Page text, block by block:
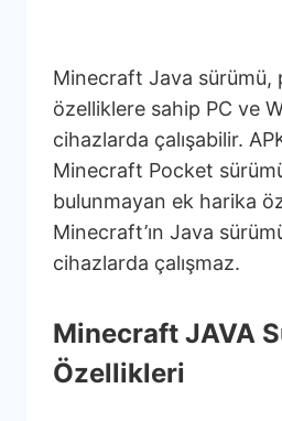
Minecraft Java sürümü,
özelliklere sahip PC ve
cihazlarda çalışabilir.
Minecraft Pocket
bulunmayan ek harika
Minecraft’ın Java
cihazlarda çalışmaz.
Minecraft JAVA
Özellikleri